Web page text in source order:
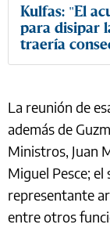
Kulfas: "El
para disipar
traería
La reunión de
además de
Ministros, Juan
Miguel Pesce;
representante
entre otros